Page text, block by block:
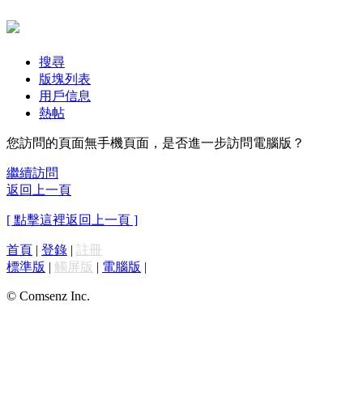
搜尋
版塊列表
用戶信息
熱帖
您訪問的頁面無手機頁面，是否進一步訪問電腦版？
繼續訪問
返回上一頁
[ 點擊這裡返回上一頁 ]
首頁 | 登錄 | 註冊
標準版 | 觸屏版 | 電腦版 |
© Comsenz Inc.